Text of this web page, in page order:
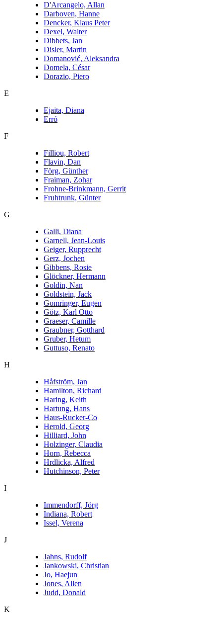
D'Arcangelo, Allan
Darboven, Hanne
Dencker, Klaus Peter
Dexel, Walter
Dibbets, Jan
Disler, Martin
Domanović, Aleksandra
Domela, César
Dorazio, Piero
E
Ejaita, Diana
Erró
F
Filliou, Robert
Flavin, Dan
Förg, Günther
Fraiman, Zohar
Frohne-Brinkmann, Gerrit
Fruhtrunk, Günter
G
Galli, Diana
Garnell, Jean-Louis
Geiger, Rupprecht
Gerz, Jochen
Gibbens, Rosie
Glöckner, Hermann
Goldin, Nan
Goldstein, Jack
Gomringer, Eugen
Götz, Karl Otto
Graeser, Camille
Graubner, Gotthard
Gruber, Hetum
Guttuso, Renato
H
Håfström, Jan
Hamilton, Richard
Haring, Keith
Hartung, Hans
Haus-Rucker-Co
Herold, Georg
Hilliard, John
Holzinger, Claudia
Horn, Rebecca
Hrdlicka, Alfred
Hutchinson, Peter
I
Immendorff, Jörg
Indiana, Robert
Issel, Verena
J
Jahns, Rudolf
Jankowski, Christian
Jo, Haejun
Jones, Allen
Judd, Donald
K